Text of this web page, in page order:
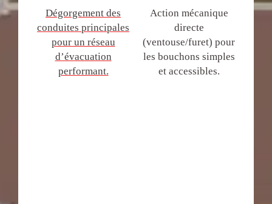
Dégorgement des
conduites principales
pour un réseau
d’évacuation
performant.
Action mécanique
directe
(ventouse/furet) pour
les bouchons simples
et accessibles.